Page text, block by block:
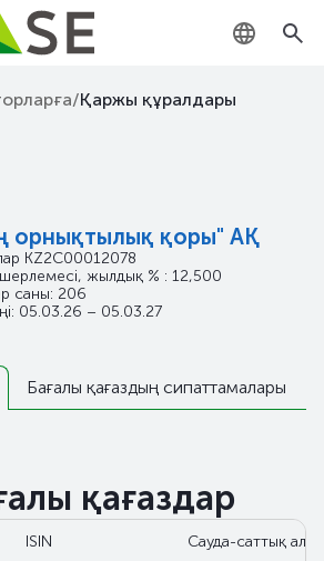
KZ
/Қаржы құралдары
орнықтылық қоры" АҚ
KZ2C00012078
жылдық % : 12,500
саны: 206
05.03.26 – 05.03.27
Бағалы қағаздың сипаттамалары
қағаздар
ISIN Сауда-саттық алаң